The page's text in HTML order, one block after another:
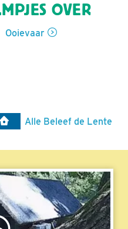
OVER
Ooievaar
Alle Beleef de Lente